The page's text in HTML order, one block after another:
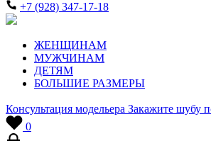
+7 (928) 347-17-18
ЖЕНЩИНАМ
МУЖЧИНАМ
ДЕТЯМ
БОЛЬШИЕ РАЗМЕРЫ
Консультация модельера Закажите шубу
0